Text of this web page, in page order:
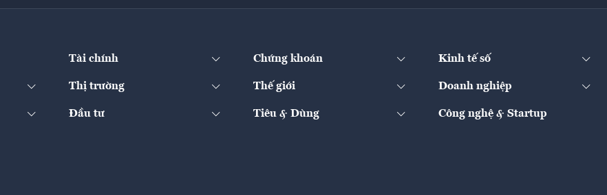
Tài chính Chứng khoán Kinh tế số
Thị trường Thế giới Doanh nghiệp
Đầu tư Tiêu & Dùng Công nghệ & Startup